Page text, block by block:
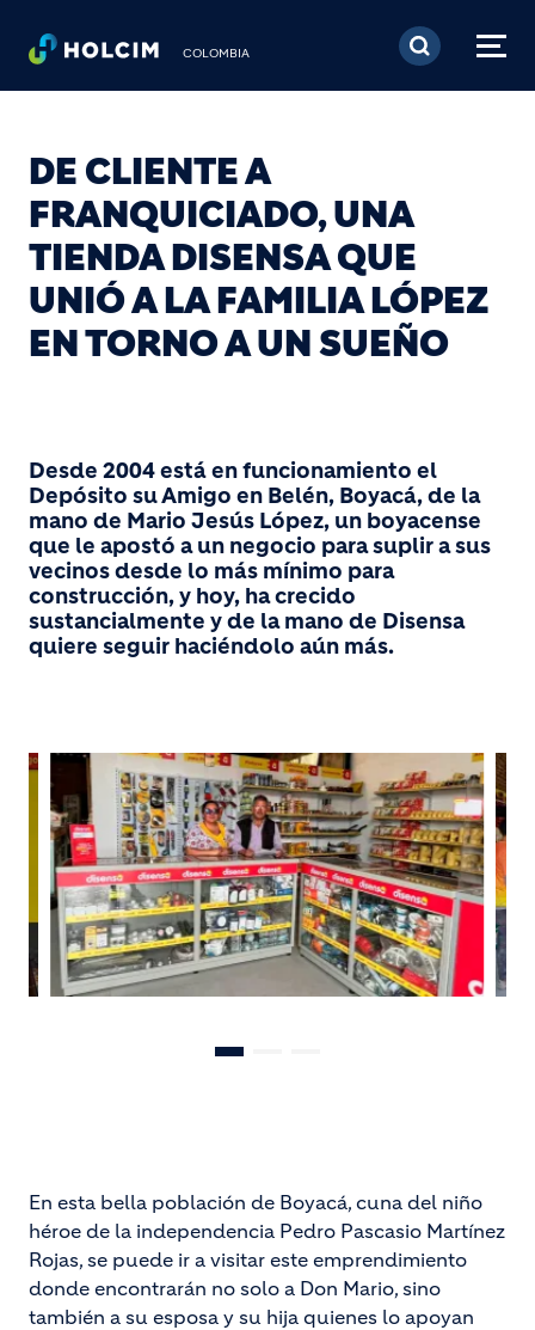
Pasar al contenido
COLOMBIA
DE CLIENTE A
FRANQUICIADO, UNA
TIENDA DISENSA QUE
UNIÓ A LA FAMILIA LÓPEZ
EN TORNO A UN SUEÑO
Desde 2004 está en funcionamiento el
Depósito su Amigo en Belén, Boyacá, de la
mano de Mario Jesús López, un boyacense
que le apostó a un negocio para suplir a sus
vecinos desde lo más mínimo para
construcción, y hoy, ha crecido
sustancialmente y de la mano de Disensa
quiere seguir haciéndolo aún más.
En esta bella población de Boyacá, cuna del niño
héroe de la independencia Pedro Pascasio Martínez
Rojas, se puede ir a visitar este emprendimiento
donde encontrarán no solo a Don Mario, sino
también a su esposa y su hija quienes lo apoyan